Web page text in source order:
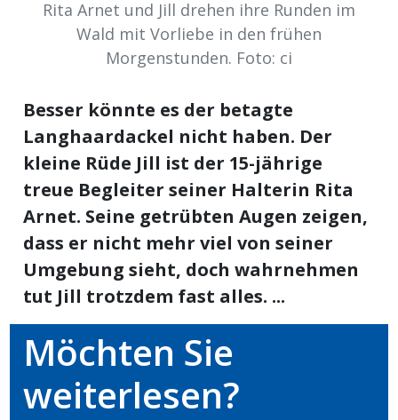
Rita Arnet und Jill drehen ihre Runden im
Wald mit Vorliebe in den frühen
Morgenstunden. Foto: ci
Besser könnte es der betagte
Langhaardackel nicht haben. Der
kleine Rüde Jill ist der 15-jährige
treue Begleiter seiner Halterin Rita
Arnet. Seine getrübten Augen zeigen,
dass er nicht mehr viel von seiner
Umgebung sieht, doch wahrnehmen
tut Jill trotzdem fast alles. ...
Möchten Sie
weiterlesen?